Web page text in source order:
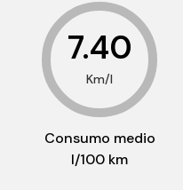
7.40
Km/l
Consumo medio
l/100 km